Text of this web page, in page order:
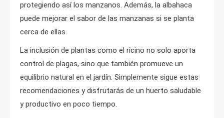
protegiendo así los manzanos. Además, la albahaca
puede mejorar el sabor de las manzanas si se planta
cerca de ellas.
La inclusión de plantas como el ricino no solo aporta
control de plagas, sino que también promueve un
equilibrio natural en el jardín. Simplemente sigue estas
recomendaciones y disfrutarás de un huerto saludable
y productivo en poco tiempo.